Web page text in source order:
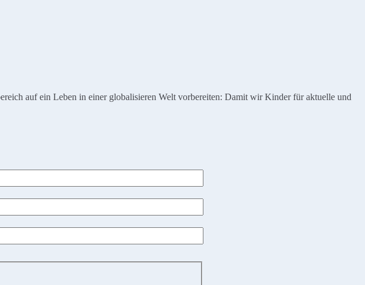
auf ein Leben in einer globalisieren Welt vorbereiten: Damit wir Kinder für aktuelle und